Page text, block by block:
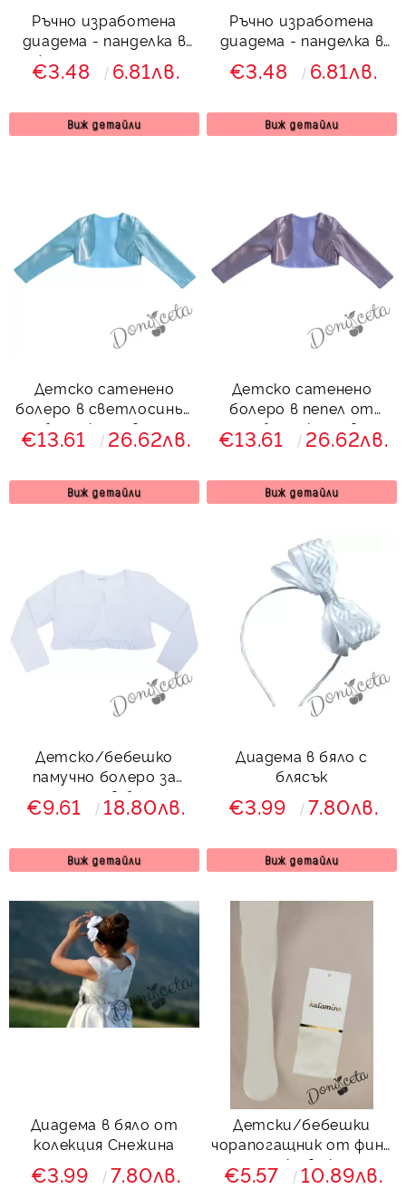
Ръчно изработена
диадема - панделка в
жълто с дантела
€3.48 6.81лв.
Виж детайли
Ръчно изработена
диадема - панделка в
тъмнозелено с
дантела от колекция
€3.48 6.81лв.
Виж детайли
Детско сатенено
болеро в светлосиньо
без закопчаване
€13.61 26.62лв.
Виж детайли
Детско сатенено
болеро в пепел от
рози без закопчаване
€13.61 26.62лв.
Виж детайли
Детско/бебешко
памучно болеро за
момиче в бяло
€9.61 18.80лв.
Виж детайли
Диадема в бяло с
блясък
€3.99 7.80лв.
Виж детайли
Диадема в бяло от
колекция Снежина
€3.99 7.80лв.
Детски/бебешки
чорапогащник от фина
плетка в екрю
€5.57 10.89лв.